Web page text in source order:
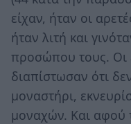
είχαν, ήταν οι
ήταν λιτή και
προσώπου τους. Οι
διαπίστωσαν ότι
μοναστήρι,
μοναχών. Και αφού